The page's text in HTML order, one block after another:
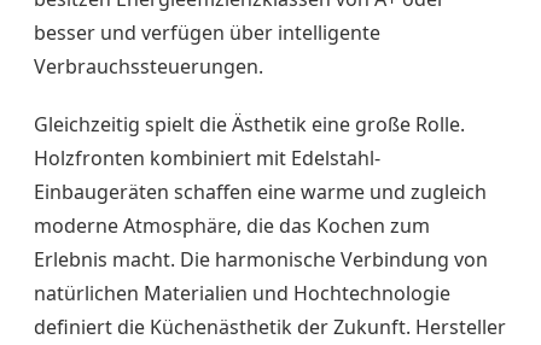
besser und verfügen über intelligente
Verbrauchssteuerungen.
Gleichzeitig spielt die Ästhetik eine große Rolle.
Holzfronten kombiniert mit Edelstahl-
Einbaugeräten schaffen eine warme und zugleich
moderne Atmosphäre, die das Kochen zum
Erlebnis macht. Die harmonische Verbindung von
natürlichen Materialien und Hochtechnologie
definiert die Küchenästhetik der Zukunft. Hersteller